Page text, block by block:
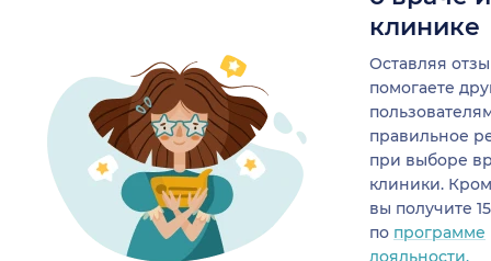
клинике
Оставляя
помогаете
правильное
при выборе
клиники.
вы получите
по программе
лояльности.